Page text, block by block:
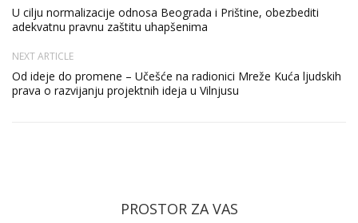
U cilju normalizacije odnosa Beograda i Prištine, obezbediti
adekvatnu pravnu zaštitu uhapšenima
NEXT ARTICLE
Od ideje do promene – Učešće na radionici Mreže Kuća ljudskih
prava o razvijanju projektnih ideja u Vilnjusu
PROSTOR ZA VAS